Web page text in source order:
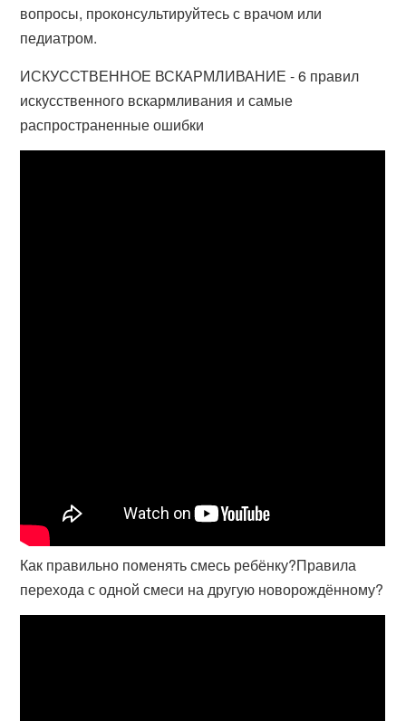
вопросы, проконсультируйтесь с врачом или
педиатром.
ИСКУССТВЕННОЕ ВСКАРМЛИВАНИЕ - 6 правил
искусственного вскармливания и самые
распространенные ошибки
Как правильно поменять смесь ребёнку?Правила
перехода с одной смеси на другую новорождённому?